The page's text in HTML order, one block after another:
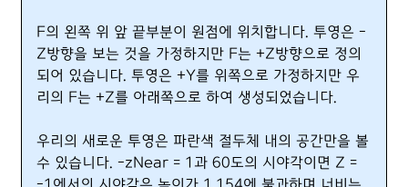
F의 왼쪽 위 앞 끝부분이 원점에 위치합니다. 투영은 -
Z방향을 보는 것을 가정하지만 F는 +Z방향으로 정의
되어 있습니다. 투영은 +Y를 위쪽으로 가정하지만 우
리의 F는 +Z를 아래쪽으로 하여 생성되었습니다.
우리의 새로운 투영은 파란색 절두체 내의 공간만을 볼
수 있습니다. -zNear = 1과 60도의 시야각이면 Z =